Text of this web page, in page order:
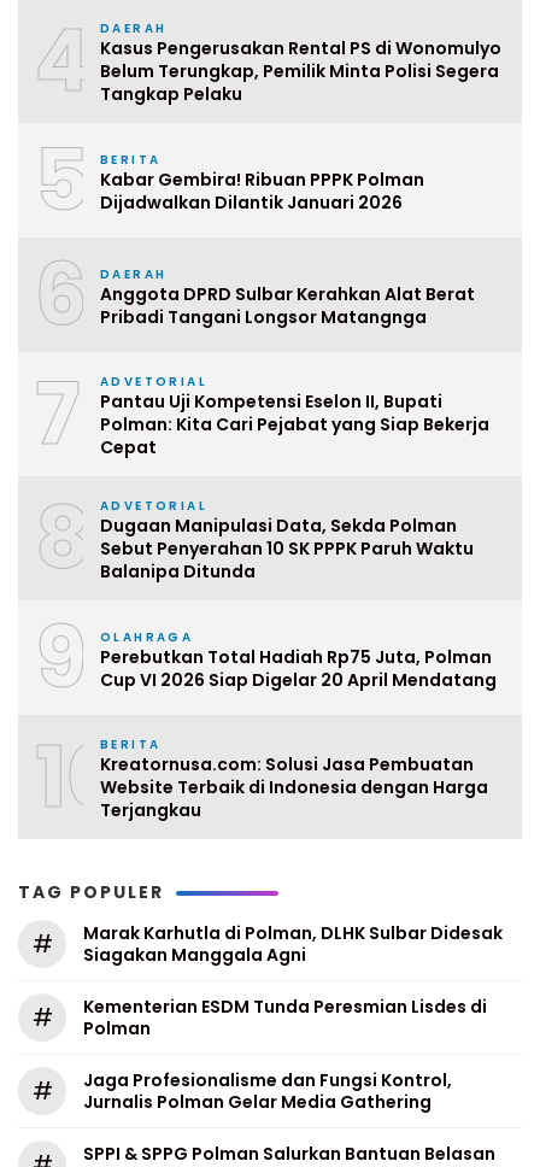
4 DAERAH
Kasus Pengerusakan Rental PS di Wonomulyo
Belum Terungkap, Pemilik Minta Polisi Segera
Tangkap Pelaku
5 BERITA
Kabar Gembira! Ribuan PPPK Polman
Dijadwalkan Dilantik Januari 2026
6 DAERAH
Anggota DPRD Sulbar Kerahkan Alat Berat
Pribadi Tangani Longsor Matangnga
7 ADVETORIAL
Pantau Uji Kompetensi Eselon II, Bupati
Polman: Kita Cari Pejabat yang Siap Bekerja
Cepat
8 ADVETORIAL
Dugaan Manipulasi Data, Sekda Polman
Sebut Penyerahan 10 SK PPPK Paruh Waktu
Balanipa Ditunda
9 OLAHRAGA
Perebutkan Total Hadiah Rp75 Juta, Polman
Cup VI 2026 Siap Digelar 20 April Mendatang
10BERITA
Kreatornusa.com: Solusi Jasa Pembuatan
Website Terbaik di Indonesia dengan Harga
Terjangkau
TAG POPULER
#
Marak Karhutla di Polman, DLHK Sulbar Didesak
Siagakan Manggala Agni
#
Kementerian ESDM Tunda Peresmian Lisdes di
Polman
#
Jaga Profesionalisme dan Fungsi Kontrol,
Jurnalis Polman Gelar Media Gathering
SPPI & SPPG Polman Salurkan Bantuan Belasan